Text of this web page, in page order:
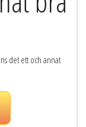
det ett och annat